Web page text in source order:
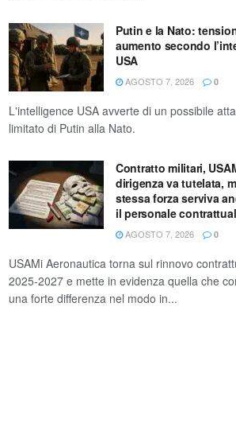
Putin e la Nato:
aumento secondo
USA
AGOSTO 7, 2026 0
L'intelligence USA avverte di un possibile
limitato di Putin alla Nato.
Contratto militari,
dirigenza va tutelata,
stessa forza serviva
il personale
AGOSTO 7, 2026 0
USAMi Aeronautica torna sul rinnovo
2025-2027 e mette in evidenza quella che
una forte differenza nel modo in...